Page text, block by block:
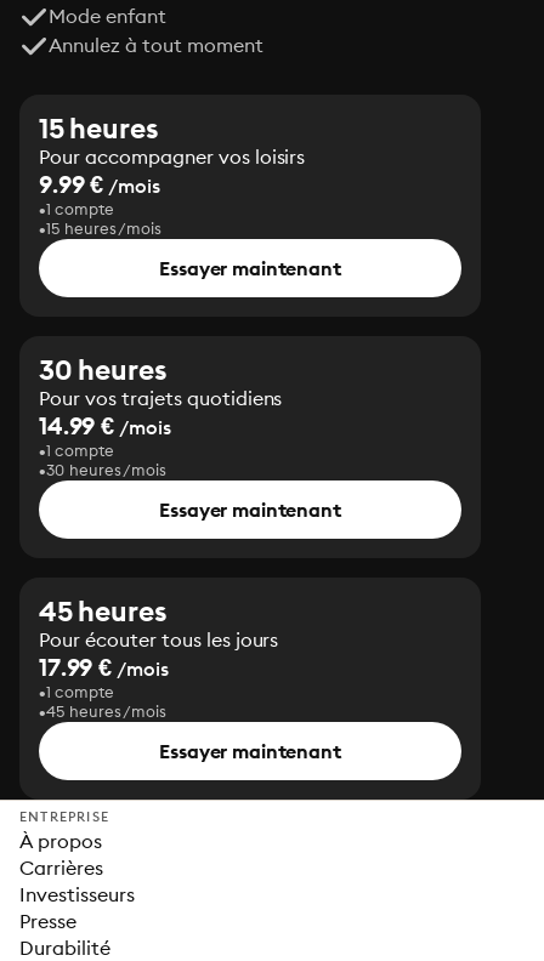
Mode enfant
Annulez à tout moment
15 heures
Pour accompagner vos loisirs
9.99 € /mois
1 compte
15 heures/mois
Essayer maintenant
30 heures
Pour vos trajets quotidiens
14.99 € /mois
1 compte
30 heures/mois
Essayer maintenant
45 heures
Pour écouter tous les jours
17.99 € /mois
1 compte
45 heures/mois
Essayer maintenant
ENTREPRISE
À propos
Carrières
Investisseurs
Presse
Durabilité